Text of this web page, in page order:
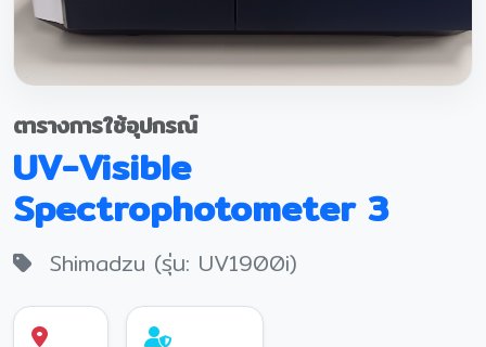
ตารางการใช้อุปกรณ์
UV-Visible
Spectrophotometer 3
Shimadzu (รุ่น: UV1900i)